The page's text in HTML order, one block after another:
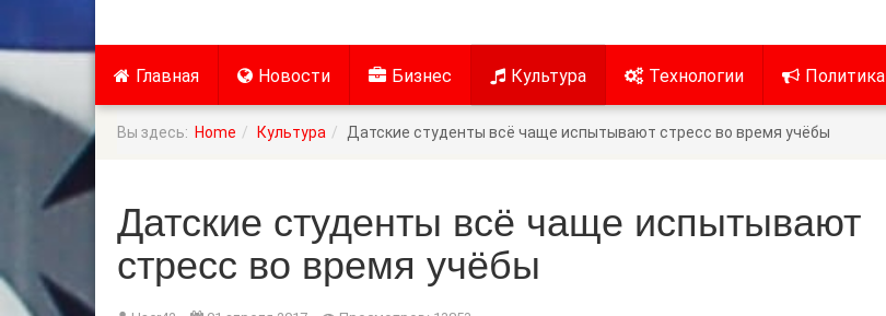
Главная Новости Бизнес Культура Технологии Политика
Вы здесь: Home Культура Датские студенты всё чаще испытывают стресс во время учёбы
Датские студенты всё чаще испытывают
стресс во время учёбы